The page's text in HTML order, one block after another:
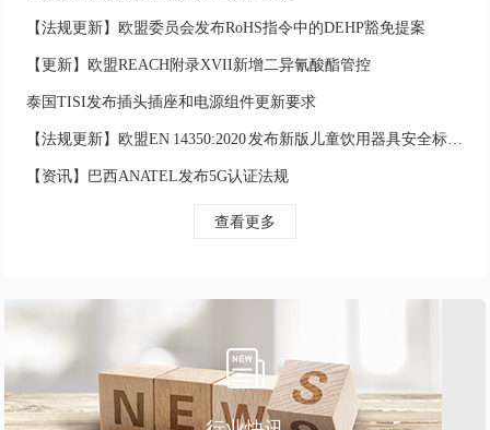
【法规更新】欧盟委员会发布RoHS指令中的DEHP豁免提案
【更新】欧盟REACH附录XVII新增二异氰酸酯管控
泰国TISI发布插头插座和电源组件更新要求
【资讯】巴西ANATEL发布5G认证法规
查看更多